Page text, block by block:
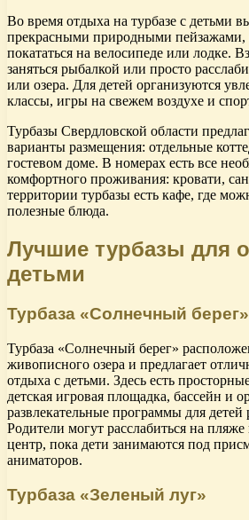
Во время отдыха на турбазе с детьми
прекрасными природными пейзажами,
покататься на велосипеде или лодке.
заняться рыбалкой или просто
или озера. Для детей организуются
классы, игры на свежем воздухе и
Турбазы Свердловской области
варианты размещения: отдельные
гостевом доме. В номерах есть все
комфортного проживания: кровати,
территории турбазы есть кафе, где
полезные блюда.
Лучшие турбазы для
детьми
Турбаза «Солнечный берег»
Турбаза «Солнечный берег»
живописного озера и предлагает
отдыха с детьми. Здесь есть
детская игровая площадка, бассейн и
развлекательные программы для детей
Родители могут расслабиться на
центр, пока дети занимаются под
аниматоров.
Турбаза «Зеленый луг»